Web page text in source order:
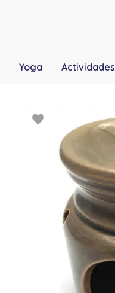
Yoga Actividades